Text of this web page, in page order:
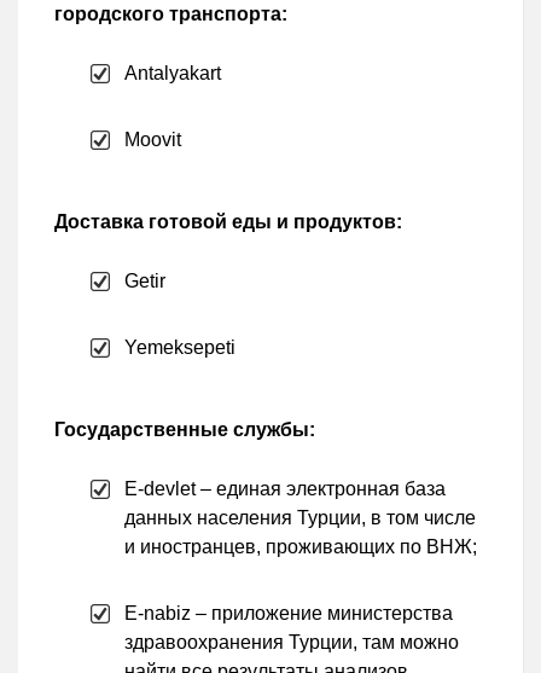
городского транспорта:
Antalyakart
Moovit
Доставка готовой еды и продуктов:
Getir
Yemeksepeti
Государственные службы:
E-devlet – единая электронная база
данных населения Турции, в том числе
и иностранцев, проживающих по ВНЖ;
E-nabiz – приложение министерства
здравоохранения Турции, там можно